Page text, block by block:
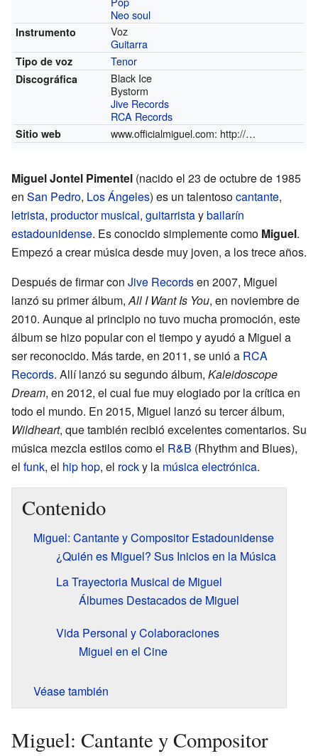
Neo soul
Instrumento
Voz
Guitarra
Tipo de voz Tenor
Discográfica
Black Ice
Bystorm
Jive Records
RCA Records
Sitio web www.officialmiguel.com: http://www.officialmiguel.com/:
Miguel Jontel Pimentel (nacido el 23 de octubre de 1985
en San Pedro, Los Ángeles) es un talentosocantante,
letrista, productor musical, guitarristaybailarín
estadounidense. Es conocido simplemente como Miguel.
Empezó a crear música desde muy joven, a los trece años.
Después de firmar con Jive Recordsen 2007, Miguel
lanzó su primer álbum,All I Want Is You, en noviembre de
2010. Aunque al principio no tuvo mucha promoción, este
álbum se hizo popular con el tiempo y ayudó a Miguel a
ser reconocido. Más tarde, en 2011, se unió a RCA
Records. Allí lanzó su segundo álbum, Kaleidoscope
Dream, en 2012, el cual fue muy elogiado por la crítica en
todo el mundo. En 2015, Miguel lanzó su tercer álbum,
Wildheart, que también recibió excelentes comentarios. Su
música mezcla estilos como el R&B (Rhythm and Blues),
el funk, el hip hop, el rocky la música electrónica.
Contenido
Miguel: Cantante y Compositor Estadounidense
¿Quién es Miguel? Sus Inicios en la Música
La Trayectoria Musical de Miguel
Álbumes Destacados de Miguel
Vida Personal y Colaboraciones
Miguel en el Cine
Véase también
Miguel: Cantante y Compositor